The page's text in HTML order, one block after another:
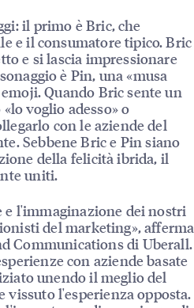
il primo è Bric, che
e il consumatore tipico. Bric
e si lascia impressionare
è Pin, una «musa
Quando Bric sente un
voglio adesso» o
con le aziende del
Sebbene Bric e Pin siano
della felicità ibrida, il
uniti.
l'immaginazione dei nostri
del marketing», afferma
Communications di Uberall.
con aziende basate
unendo il meglio del
l'esperienza opposta.